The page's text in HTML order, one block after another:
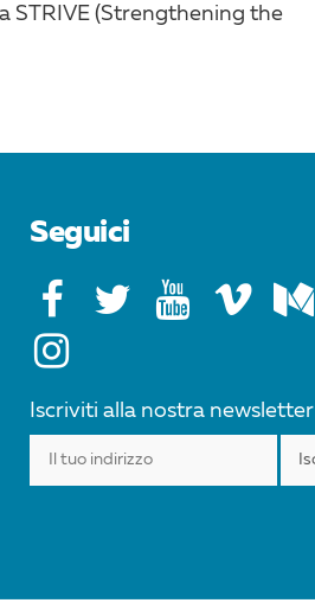
STRIVE (Strengthening the
Seguici
Iscriviti alla nostra newsletter